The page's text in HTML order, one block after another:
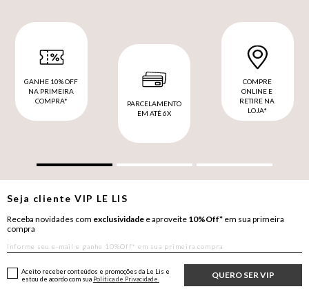
GANHE 10% OFF
NA PRIMEIRA
COMPRA*
PARCELAMENTO
EM ATÉ 6X
COMPRE
ONLINE E
RETIRE NA
LOJA*
Seja clienteVIP LE LIS
Receba novidades com exclusividade e aproveite 10%Off* em sua primeira
compra
QUERO SER VIP
Aceito receber conteúdos e promoções da Le Lis e
estou de acordo com sua Política de Privacidade.